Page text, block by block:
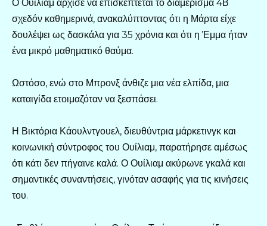
Ο Ουίλιαμ άρχισε να επισκέπτεται το διαμέρισμα 4Β
σχεδόν καθημερινά, ανακαλύπτοντας ότι η Μάρτα είχε
δουλέψει ως δασκάλα για 35 χρόνια και ότι η Έμμα ήταν
ένα μικρό μαθηματικό θαύμα.
Ωστόσο, ενώ στο Μπρονξ άνθιζε μια νέα ελπίδα, μια
καταιγίδα ετοιμαζόταν να ξεσπάσει.
Η Βικτόρια Κάουλντγουελ, διευθύντρια μάρκετινγκ και
κοινωνική σύντροφος του Ουίλιαμ, παρατήρησε αμέσως
ότι κάτι δεν πήγαινε καλά. Ο Ουίλιαμ ακύρωνε γκαλά και
σημαντικές συναντήσεις, γινόταν ασαφής για τις κινήσεις
του.